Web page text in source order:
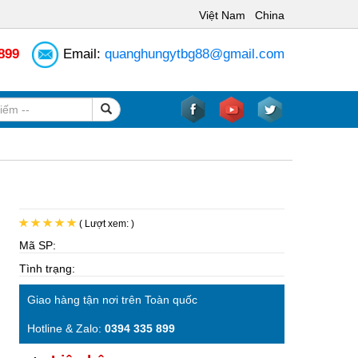
Việt Nam China
Email: quanghungytbg88@gmail.com
( Lượt xem: )
Mã SP:
Tình trạng:
Giao hàng tận nơi trên Toàn quốc
Hotline & Zalo: 0394 335 899